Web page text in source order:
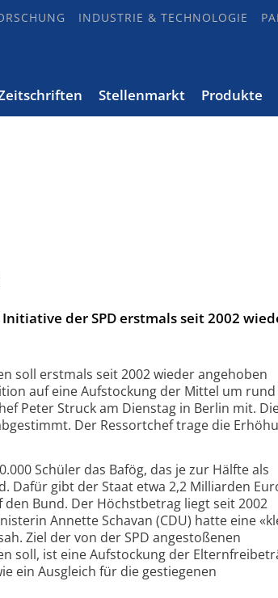
INDUSTRIE & TECHNOLOGIE
Stellenmarkt Produkte
der SPD erstmals seit 2002
soll erstmals seit 2002 wieder angehoben
auf eine Aufstockung der Mittel um rund
Peter Struck am Dienstag in Berlin mit.
Der Ressortchef trage die
Schüler das Bafög, das je zur Hälfte als
Dafür gibt der Staat etwa 2,2 Milliarden
Bund. Der Höchstbetrag liegt seit 2002
Annette Schavan (CDU) hatte eine
Ziel der von der SPD angestoßenen
soll, ist eine Aufstockung der
ein Ausgleich für die gestiegenen